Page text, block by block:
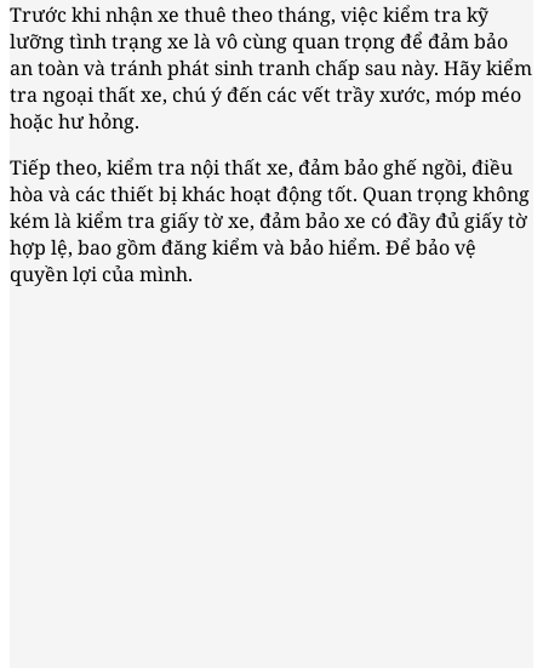
Trước khi nhận xe thuê theo tháng, việc kiểm tra kỹ
lưỡng tình trạng xe là vô cùng quan trọng để đảm bảo
an toàn và tránh phát sinh tranh chấp sau này. Hãy kiểm
tra ngoại thất xe, chú ý đến các vết trầy xước, móp méo
hoặc hư hỏng.
Tiếp theo, kiểm tra nội thất xe, đảm bảo ghế ngồi, điều
hòa và các thiết bị khác hoạt động tốt. Quan trọng không
kém là kiểm tra giấy tờ xe, đảm bảo xe có đầy đủ giấy tờ
hợp lệ, bao gồm đăng kiểm và bảo hiểm. Để bảo vệ
quyền lợi của mình.